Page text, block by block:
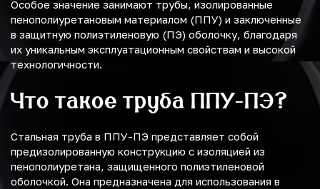
Особое значение занимают трубы, изолированные
пенополиуретановым материалом (ППУ) и заключенные
в защитную полиэтиленовую (ПЭ) оболочку, благодаря
их уникальным эксплуатационным свойствам и высокой
технологичности.
Что такое труба ППУ-ПЭ?
Стальная труба в ППУ-ПЭ представляет собой
предизолированную конструкцию с изоляцией из
пенополиуретана, защищенного полиэтиленовой
оболочкой. Она предназначена для использования в